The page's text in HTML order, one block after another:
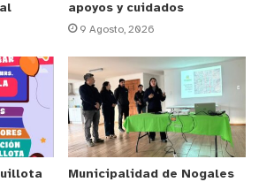
en dependencias de la ARFA V
de representantes de los
certamen se jugarán elfin de
, en elEstadio O’Higgins de
se definirán los finalistas del
más importante de la región.
apoyos y cuidados
9 Agosto, 2026
Municipalidad de Nogales